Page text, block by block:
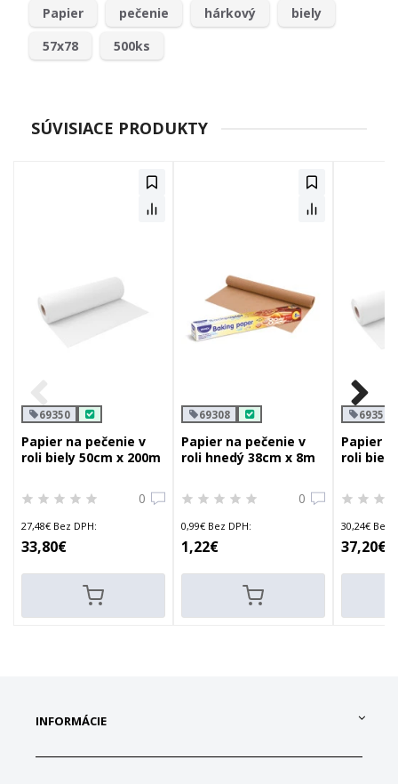
Papier pečenie hárkový
biely
57x78
500ks
SÚVISIACE PRODUKTY
69350
Papier na pečenie v
roli biely 50cm x 200m
0
27,48€ Bez DPH:
33,80€
69308
Papier na pečenie v
roli hnedý 38cm x 8m
0
0,99€ Bez DPH:
1,22€
69357
Papier
roli biely
30,24€ Bez
37,20€
INFORMÁCIE